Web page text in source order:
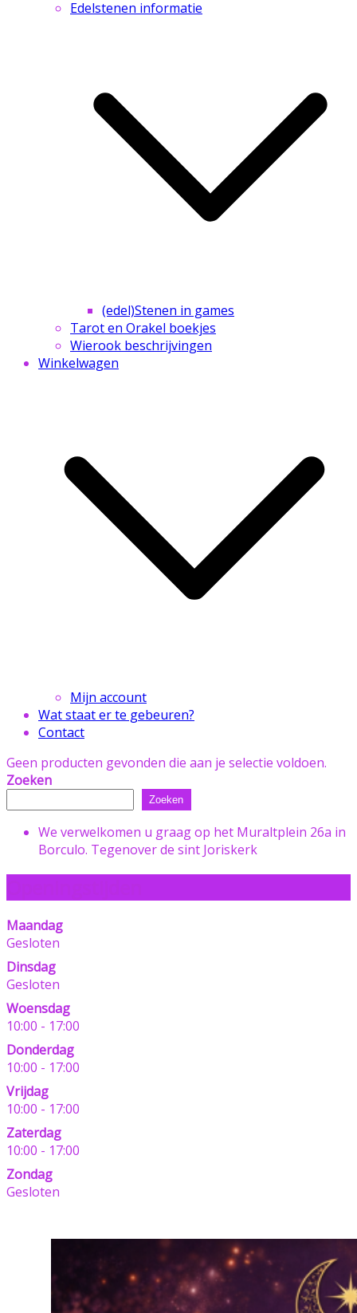
Edelstenen informatie
(edel)Stenen in games
Tarot en Orakel boekjes
Wierook beschrijvingen
Winkelwagen
Mijn account
Wat staat er te gebeuren?
Contact
Geen producten gevonden die aan je selectie voldoen.
Zoeken
Zoeken
We verwelkomen u graag op het Muraltplein 26a in
Borculo. Tegenover de sint Joriskerk
Maandag
Gesloten
Dinsdag
Gesloten
Woensdag
10:00 - 17:00
Donderdag
10:00 - 17:00
Vrijdag
10:00 - 17:00
Zaterdag
10:00 - 17:00
Zondag
Gesloten